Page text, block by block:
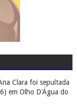
Clara foi sepultada
em Olho D'Água do